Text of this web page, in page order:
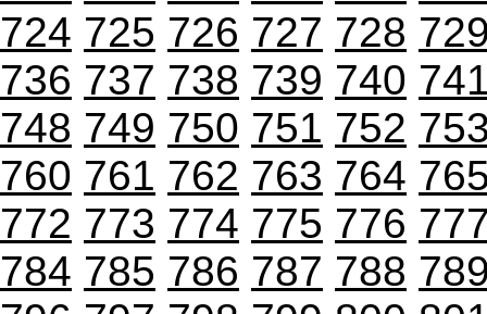
724 725 726 727 728
736 737 738 739 740
748 749 750 751 752
760 761 762 763 764
772 773 774 775 776
784 785 786 787 788